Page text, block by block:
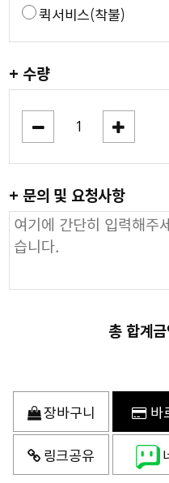
퀵서비스(착불)
+ 수량
+ 문의 및 요청사항
총 합계금
장바구니 바
링크공유